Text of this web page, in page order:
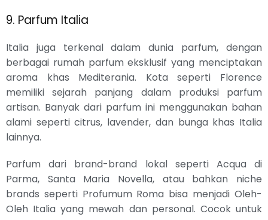
9. Parfum Italia
Italia juga terkenal dalam dunia parfum, dengan
berbagai rumah parfum eksklusif yang menciptakan
aroma khas Mediterania. Kota seperti Florence
memiliki sejarah panjang dalam produksi parfum
artisan. Banyak dari parfum ini menggunakan bahan
alami seperti citrus, lavender, dan bunga khas Italia
lainnya.
Parfum dari brand-brand lokal seperti Acqua di
Parma, Santa Maria Novella, atau bahkan niche
brands seperti Profumum Roma bisa menjadi Oleh-
Oleh Italia yang mewah dan personal. Cocok untuk